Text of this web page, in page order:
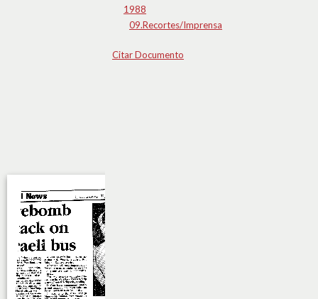
1988
09.Recortes/Imprensa
Citar Documento